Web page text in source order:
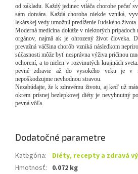
od základu. Každý jedinec vtláča chorobe pečať
sám dotvára. Každá choroba niekde vzniká,
lekárskej vedy umožnil predĺženie ľudského života.
Moderná medicína dokáže v niektorých
orgánov, najmä ak je ohrozený život človeka.
prevažná väčšina chorôb vzniká následkom
súčasnosti môže byť nesprávna výživa príčinou
ochorení, a to nielen v rozvinutých krajinách
pevné zdravie až do vysokého veku je v
nepoškodzujme nevhodnou stravou.
Nezabúdajte, že k zdravému životu, aj keď už
okrem prísnej bezlepkovej diéty je nevyhnutný
pevná vôľa.
Dodatočné parametre
Kategória:
Diéty, recepty a zdravá
Hmotnosť: 0.072 kg